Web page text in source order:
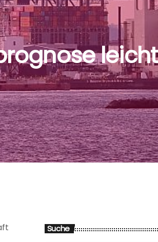
leicht
Suche